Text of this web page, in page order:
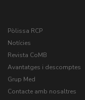
Pòlissa RCP
Notícies
Revista CoMB
Avantatges i descomptes
Grup Med
Contacte amb nosaltres